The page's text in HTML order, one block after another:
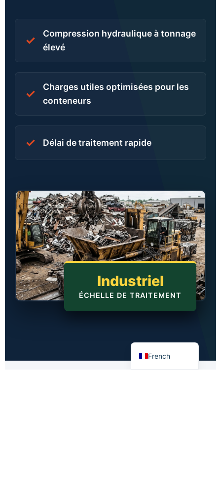
✓
Compression hydraulique à tonnage
élevé
✓
Charges utiles optimisées pour les
conteneurs
✓ Délai de traitement rapide
Industriel
ÉCHELLE DE TRAITEMENT
French
Dutch
Arabic
Russian
Hindi
Vietnamese
Khmer